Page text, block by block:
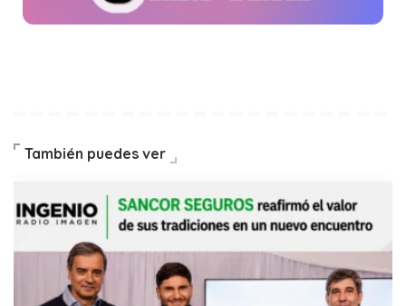
También puedes ver